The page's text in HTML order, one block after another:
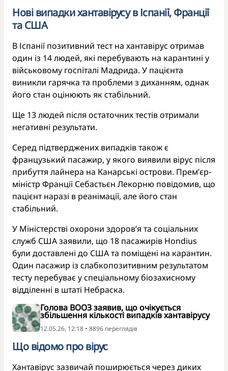
Нові випадки хантавірусу в Іспанії, Франції
та США
В Іспанії позитивний тест на хантавірус отримав
один із 14 людей, які перебувають на карантині у
військовому госпіталі Мадрида. У пацієнта
виникли гарячка та проблеми з диханням, однак
його стан оцінюють як стабільний.
Ще 13 людей після остаточних тестів отримали
негативні результати.
Серед підтверджених випадків також є
французький пасажир, у якого виявили вірус після
прибуття лайнера на Канарські острови. Прем’єр-
міністр Франції Себастьєн Лекорню повідомив, що
пацієнт наразі в реанімації, але його стан
стабільний.
У Міністерстві охорони здоров’я та соціальних
служб США заявили, що 18 пасажирів Hondius
були доставлені до США та поміщені на карантин.
Один пасажир із слабкопозитивним результатом
тесту перебуває у спеціальному біозахисному
відділенні в штаті Небраска.
Голова ВООЗ заявив, що очікується
збільшення кількості випадків хантавірусу
12.05.26, 12:18 • 8896 переглядiв
Що відомо про вірус
Хантавірус зазвичай поширюється через диких